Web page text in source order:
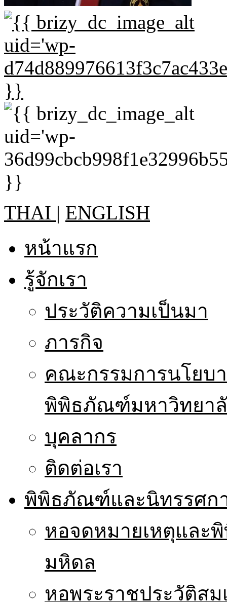
THAI | ENGLISH
หน้าแรก
รู้จักเรา
ประวัติความเป็นมา
ภารกิจ
คณะกรรมการนโยบ
พิพิธภัณฑ์มหาวิทยา
บุคลากร
ติดต่อเรา
พิพิธภัณฑ์และนิทรรศก
หอจดหมายเหตุและ
มหิดล
หอพระราชประวัติส